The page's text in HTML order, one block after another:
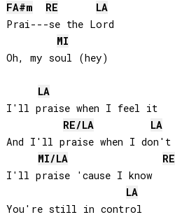
FA#m RE
LA
Prai---se the Lord
MI
Oh, my soul (hey)
LA
I'll praise when I feel it
RE/LA
LA
And I'll praise when I don't
MI/LA RE
I'll praise 'cause I know
LA
You're still in control